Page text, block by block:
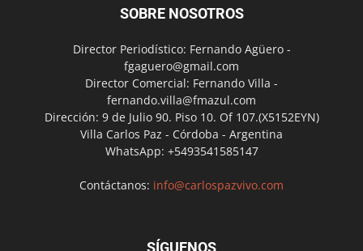
SOBRE NOSOTROS
Director Periodístico: Fernando Agüero -
fgaguero@gmail.com
Director Comercial: Fernando Villa -
fernando.villa@fmazul.com
Dirección: 9 de Julio 90. Piso 10. Of 107.(X5152EYN)
Villa Carlos Paz - Córdoba - Argentina
WhatsApp: +5493541585147
Contáctanos: info@carlospazvivo.com
SÍGUENOS